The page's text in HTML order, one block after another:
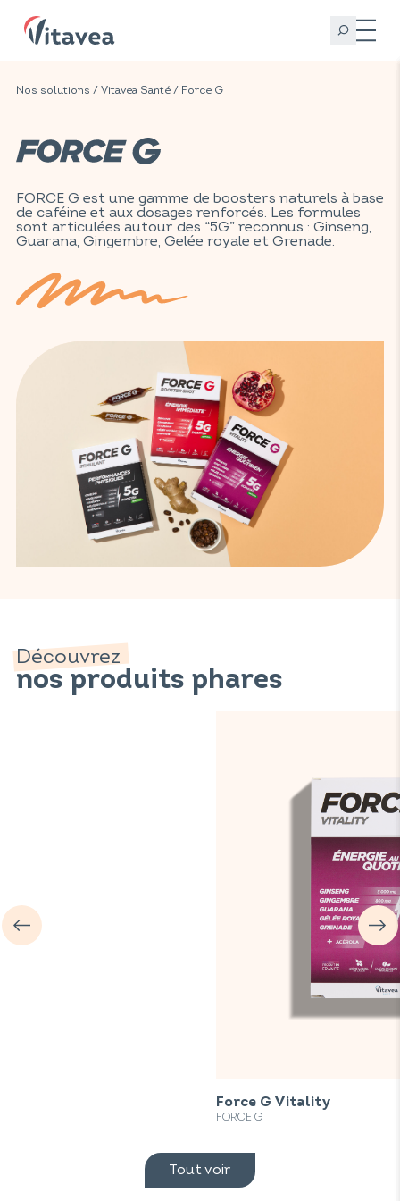
Nos solutions / Vitavea Santé / Force G
FORCE G est une gamme de boosters naturels à base
de caféine et aux dosages renforcés. Les formules
sont articulées autour des “5G” reconnus : Ginseng,
Guarana, Gingembre, Gelée royale et Grenade.
Découvrez
nos produits phares
Force G Vitality
FORCE G
Tout voir